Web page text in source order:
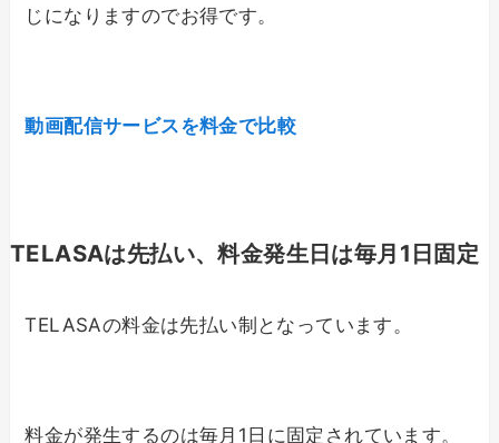
じになりますのでお得です。
動画配信サービスを料金で比較
TELASAは先払い、料金発生日は毎月1日固定
TELASAの料金は先払い制となっています。
料金が発生するのは毎月1日に固定されています。